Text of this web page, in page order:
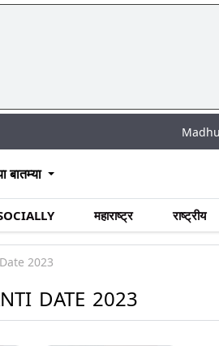
Madhur Satta
बातम्या
महाराष्ट्र राष्ट्रीय
2023
DATE 2023